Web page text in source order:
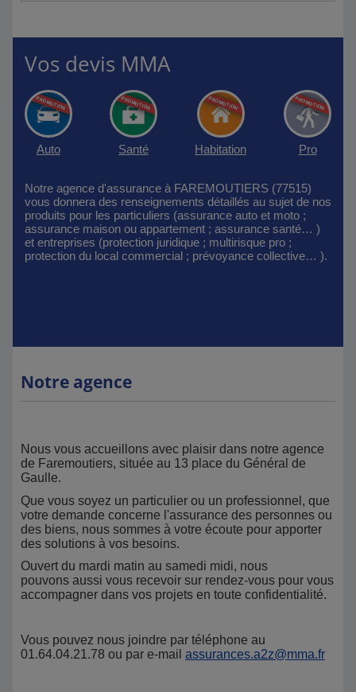
Vos devis MMA
Auto Santé Habitation Pro
Notre agence d'assurance à FAREMOUTIERS (77515)
vous donnera des renseignements détaillés au sujet de nos
produits pour les particuliers (assurance auto et moto ;
assurance maison ou appartement ; assurance santé… )
et entreprises (protection juridique ; multirisque pro ;
protection du local commercial ; prévoyance collective… ).
Notre agence
Nous vous accueillons avec plaisir dans notre agence
de Faremoutiers, située au 13 place du Général de
Gaulle.
Que vous soyez un particulier ou un professionnel, que
votre demande concerne l'assurance des personnes ou
des biens, nous sommes à votre écoute pour apporter
des solutions à vos besoins.
Ouvert du mardi matin au samedi midi, nous
pouvons aussi vous recevoir sur rendez-vous pour vous
accompagner dans vos projets en toute confidentialité.
Vous pouvez nous joindre par téléphone au
01.64.04.21.78 ou par e-mail assurances.a2z@mma.fr